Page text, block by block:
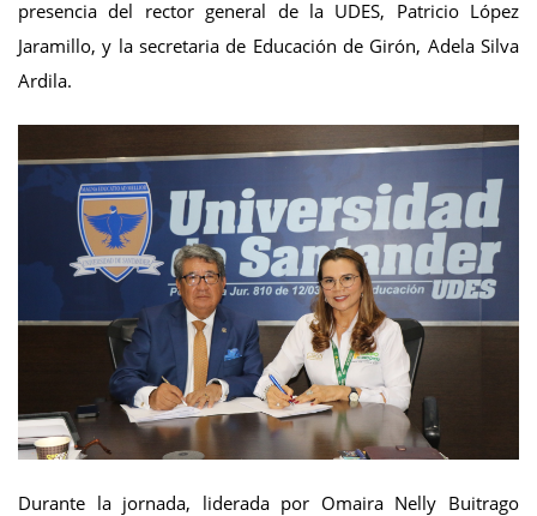
presencia del rector general de la UDES, Patricio López
Jaramillo, y la secretaria de Educación de Girón, Adela Silva
Ardila.
Durante la jornada, liderada por Omaira Nelly Buitrago